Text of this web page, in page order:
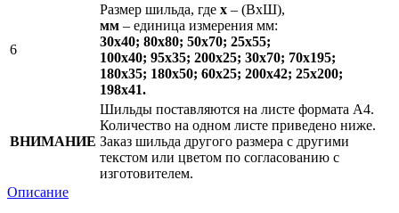
6
Размер шильда, где х – (ВхШ),
мм – единица измерения мм:
30х40; 80х80; 50х70; 25х55;
100х40; 95х35; 200х25; 30х70; 70х195;
180х35; 180х50; 60х25; 200х42; 25х200;
198х41.
ВНИМАНИЕ
Шильды поставляются на листе формата А4.
Количество на одном листе приведено ниже.
Заказ шильда другого размера с другими
текстом или цветом по согласованию с
изготовителем.
Описание